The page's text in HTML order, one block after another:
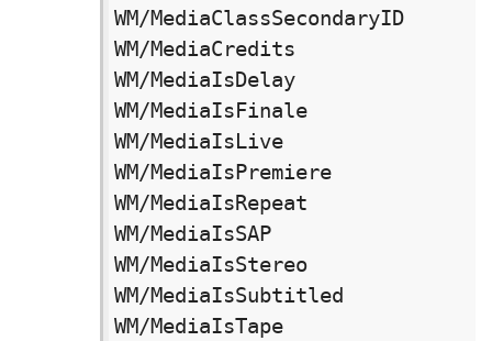
WM/MediaClassSecondaryID　　　
WM/MediaCredits　　　　　　　　
WM/MediaIsDelay　　　　　　　　
WM/MediaIsFinale　　　　　　　　
WM/MediaIsLive　　　　　　　　　
WM/MediaIsPremiere　　　　　　　
WM/MediaIsRepeat　　　　　　　　
WM/MediaIsSAP　　　　　　　　　
WM/MediaIsStereo　　　　　　　　
WM/MediaIsSubtitled　　　　　　
WM/MediaIsTape　　　　　　　　　